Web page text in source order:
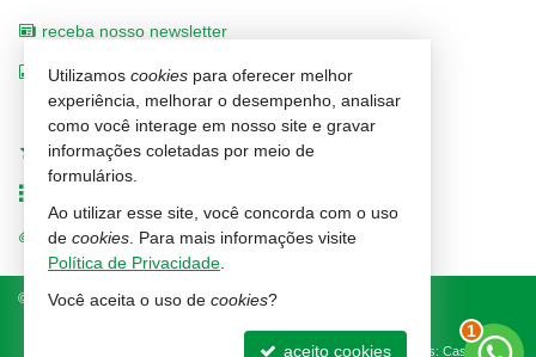
receba nosso newsletter
indicadores financeiros
cadastre seu imóvel
imóveis favoritos
trabalhe conosco
© 2026 CRECI/SC 1464-J Política de Privacidade
Site para imobiliárias: Castel Digital
1
Utilizamos cookies para oferecer melhor
experiência, melhorar o desempenho, analisar
como você interage em nosso site e gravar
informações coletadas por meio de
formulários.
Ao utilizar esse site, você concorda com o uso
de cookies . Para mais informações visite
Política de Privacidade
Você aceita o uso de cookies?
aceito cookies